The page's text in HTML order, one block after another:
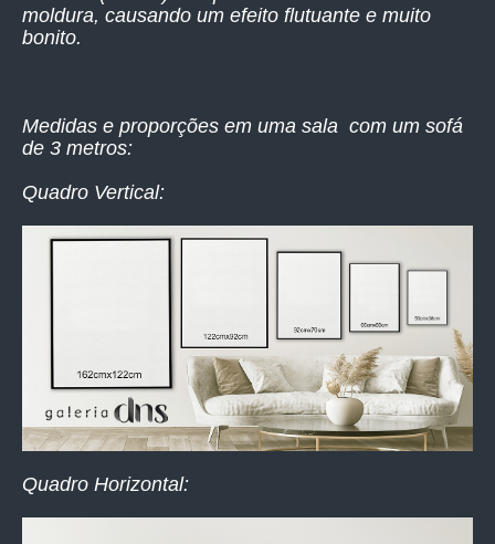
moldura, causando um efeito flutuante e muito
bonito.
Medidas e proporções em uma sala com um sofá
de 3 metros:
Quadro Vertical:
Quadro Horizontal: